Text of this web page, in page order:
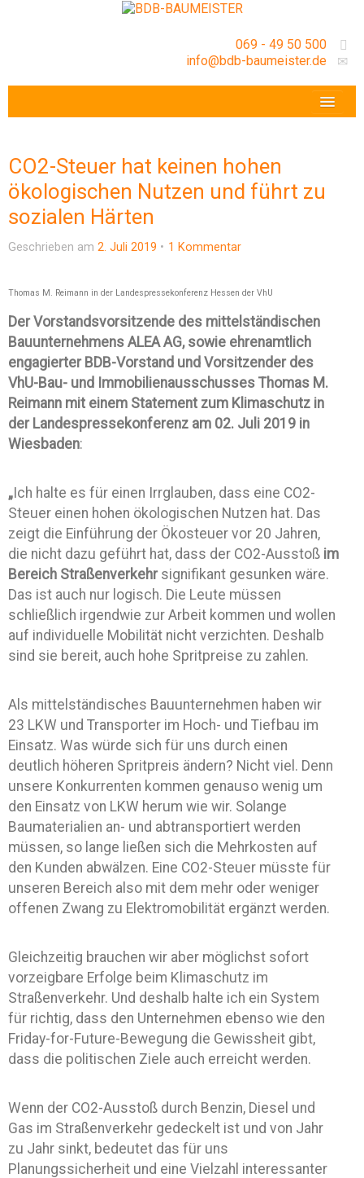
069 - 49 50 500
info@bdb-baumeister.de
GESCHÄFTSSTELLE
CO2-Steuer hat keinen hohen
ökologischen Nutzen und führt zu
sozialen Härten
Geschrieben am 2. Juli 2019 1 Kommentar
Thomas M. Reimann in der Landespressekonferenz Hessen der VhU
Der Vorstandsvorsitzende des mittelständischen
Bauunternehmens ALEA AG, sowie ehrenamtlich
engagierter BDB-Vorstand und Vorsitzender des
VhU-Bau- und Immobilienausschusses Thomas M.
Reimann mit einem Statement zum Klimaschutz in
der Landespressekonferenz am 02. Juli 2019 in
Wiesbaden:
„ Ich halte es für einen Irrglauben, dass eine CO2-
Steuer einen hohen ökologischen Nutzen hat. Das
zeigt die Einführung der Ökosteuer vor 20 Jahren,
die nicht dazu geführt hat, dass der CO2-Ausstoß im
Bereich Straßenverkehrsignifikant gesunken wäre.
Das ist auch nur logisch. Die Leute müssen
schließlich irgendwie zur Arbeit kommen und wollen
auf individuelle Mobilität nicht verzichten. Deshalb
sind sie bereit, auch hohe Spritpreise zu zahlen.
Als mittelständisches Bauunternehmen haben wir
23 LKW und Transporter im Hoch- und Tiefbau im
Einsatz. Was würde sich für uns durch einen
deutlich höheren Spritpreis ändern? Nicht viel. Denn
unsere Konkurrenten kommen genauso wenig um
den Einsatz von LKW herum wie wir. Solange
Baumaterialien an- und abtransportiert werden
müssen, so lange ließen sich die Mehrkosten auf
den Kunden abwälzen. Eine CO2-Steuer müsste für
unseren Bereich also mit dem mehr oder weniger
offenen Zwang zu Elektromobilität ergänzt werden.
Gleichzeitig brauchen wir aber möglichst sofort
vorzeigbare Erfolge beim Klimaschutz im
Straßenverkehr. Und deshalb halte ich ein System
für richtig, dass den Unternehmen ebenso wie den
Friday-for-Future-Bewegung die Gewissheit gibt,
dass die politischen Ziele auch erreicht werden.
Wenn der CO2-Ausstoß durch Benzin, Diesel und
Gas im Straßenverkehr gedeckelt ist und von Jahr
zu Jahr sinkt, bedeutet das für uns
Planungssicherheit und eine Vielzahl interessanter